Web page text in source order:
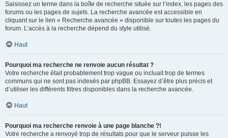
Saisissez un terme dans la boîte de recherche située sur l’index, les pages des
forums ou les pages de sujets. La recherche avancée est accessible en
cliquant sur le lien « Recherche avancée » disponible sur toutes les pages du
forum. L’accès à la recherche dépend du style utilisé.
Haut
Pourquoi ma recherche ne renvoie aucun résultat ?
Votre recherche était probablement trop vague ou incluait trop de termes
communs qui ne sont pas indexés par phpBB. Essayez d’être plus précis et
d’utiliser les différents filtres disponibles dans la recherche avancée.
Haut
Pourquoi ma recherche renvoie à une page blanche ?!
Votre recherche a renvoyé trop de résultats pour que le serveur puisse les